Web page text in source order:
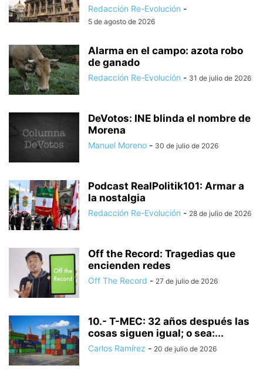
Redacción Re-Evolución -
5 de agosto de 2026
Alarma en el campo: azota robo
de ganado
Redacción Re-Evolución - 31 de julio de 2026
DeVotos: INE blinda el nombre de
Morena
Manuel Moreno - 30 de julio de 2026
Podcast RealPolitik101: Armar a
la nostalgia
Redacción Re-Evolución - 28 de julio de 2026
Off the Record: Tragedias que
encienden redes
Off The Record - 27 de julio de 2026
10.- T-MEC: 32 años después las
cosas siguen igual; o sea:...
Carlos Ramírez - 20 de julio de 2026